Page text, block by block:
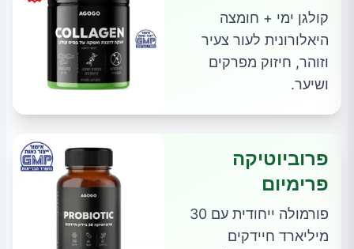
קולגן ימי + חומצה
היאלורונית לעור צעיר
וזוהר, חיזוק מפרקים
ושיער.
פרוביוטיקה
פרימיום
פורמולה ייחודית עם 30
מיליארד חיידקים